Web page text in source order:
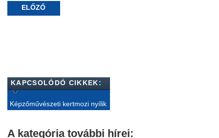
ELŐZŐ
KAPCSOLÓDÓ CIKKEK:
Képzőművészeti kertmozi nyílik
A kategória további hírei: